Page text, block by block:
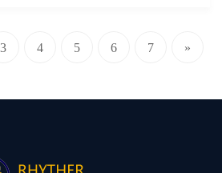
3 4 5 6 7 »